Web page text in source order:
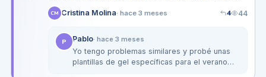
que mis pies sudan más de lo habitual y tengo miedo de
que esto cause…
CM Cristina Molina· hace 3 meses 4 44
P Pablo· hace 3 meses
Yo tengo problemas similares y probé unas
plantillas de gel específicas para el verano